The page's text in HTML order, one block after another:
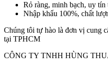
Rỏ ràng, minh bạch, uy tín
Nhập khẩu 100%, chất
Chúng tôi tự hào là đơn vị cung
tại TPHCM
CÔNG TY TNHH HÙNG